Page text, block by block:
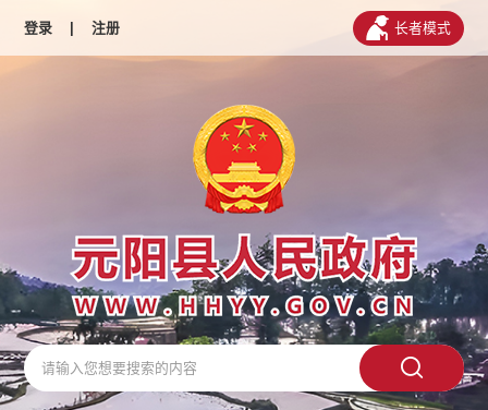
登录 | 注册 长者模式